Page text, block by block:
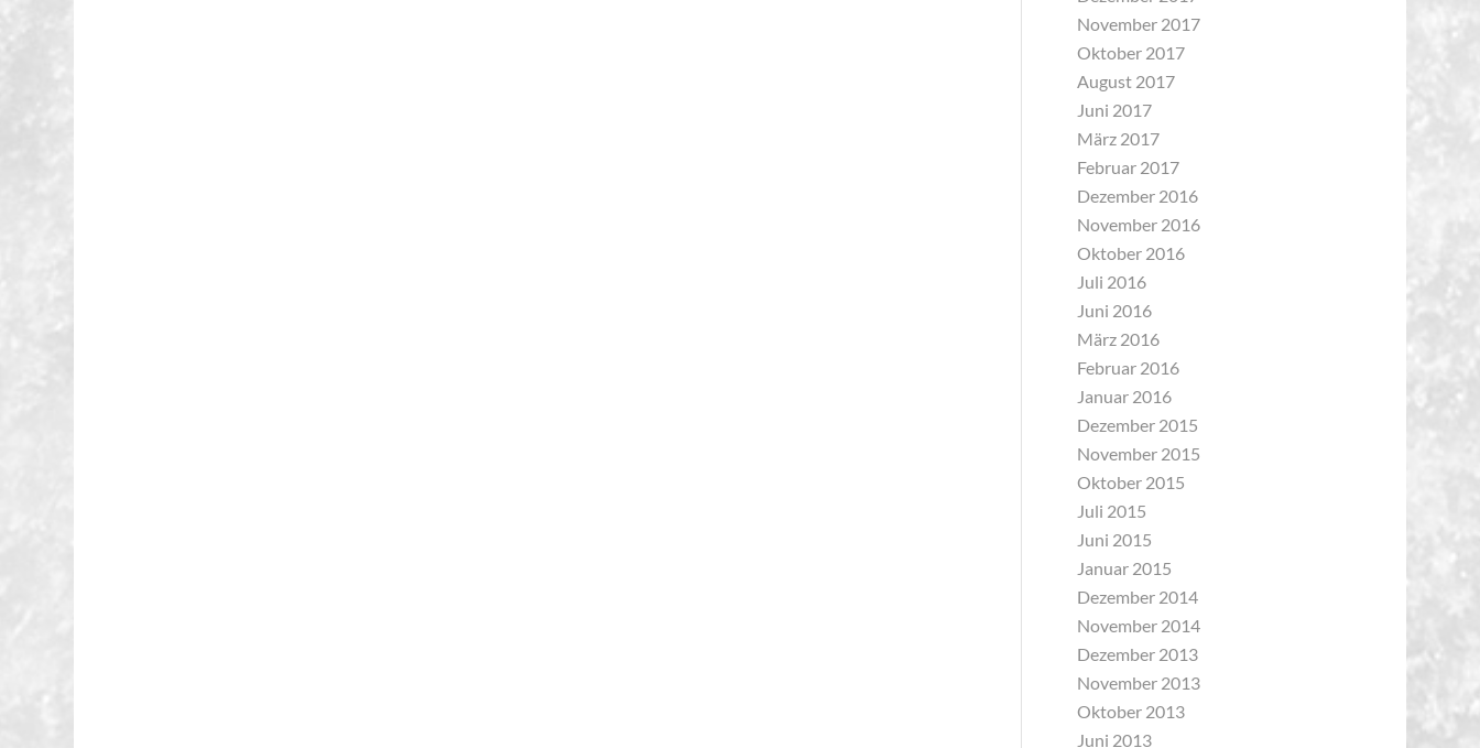
November 2017
Oktober 2017
August 2017
Juni 2017
März 2017
Februar 2017
Dezember 2016
November 2016
Oktober 2016
Juli 2016
Juni 2016
März 2016
Februar 2016
Januar 2016
Dezember 2015
November 2015
Oktober 2015
Juli 2015
Juni 2015
Januar 2015
Dezember 2014
November 2014
Dezember 2013
November 2013
Oktober 2013
Juni 2013